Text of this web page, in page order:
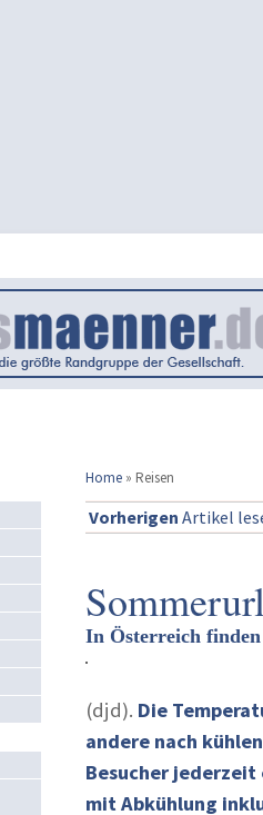
Home » Reisen
Vorherigen Artikel
In Österreich
(djd). Die
andere nach
Besucher
mit Abkühlung